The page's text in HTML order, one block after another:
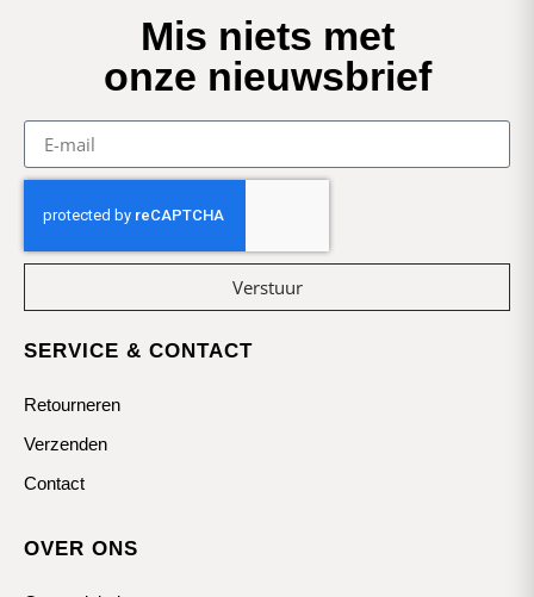
Mis niets met
onze nieuwsbrief
Verstuur
SERVICE & CONTACT
Retourneren
Verzenden
Contact
OVER ONS